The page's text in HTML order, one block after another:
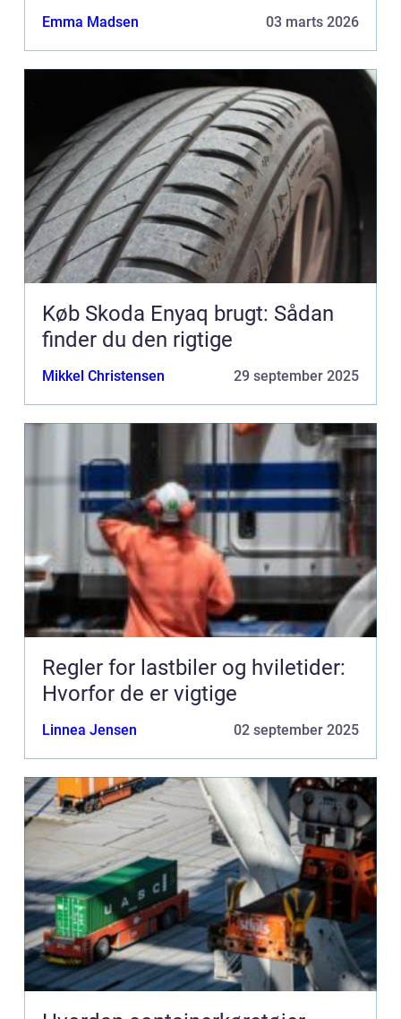
Emma Madsen 03 marts 2026
Køb Skoda Enyaq brugt: Sådan
finder du den rigtige
Mikkel Christensen 29 september 2025
Regler for lastbiler og hviletider:
Hvorfor de er vigtige
Linnea Jensen 02 september 2025